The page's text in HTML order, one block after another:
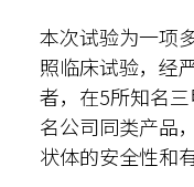
本次试验为一项
照临床试验，经
者，在5所知名
名公司同类产品
状体的安全性和